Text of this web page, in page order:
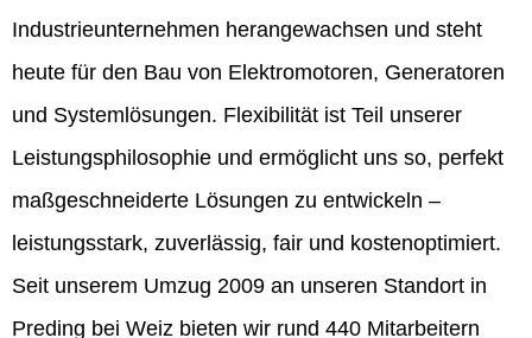
Industrieunternehmen herangewachsen und steht
heute für den Bau von Elektromotoren, Generatoren
und Systemlösungen. Flexibilität ist Teil unserer
Leistungsphilosophie und ermöglicht uns so, perfekt
maßgeschneiderte Lösungen zu entwickeln –
leistungsstark, zuverlässig, fair und kostenoptimiert.
Seit unserem Umzug 2009 an unseren Standort in
Preding bei Weiz bieten wir rund 440 Mitarbeitern